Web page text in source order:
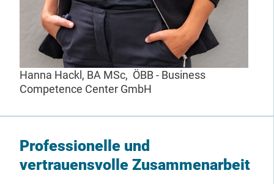
Hanna Hackl, BA MSc, ÖBB - Business
Competence Center GmbH
Professionelle und
vertrauensvolle Zusammenarbeit